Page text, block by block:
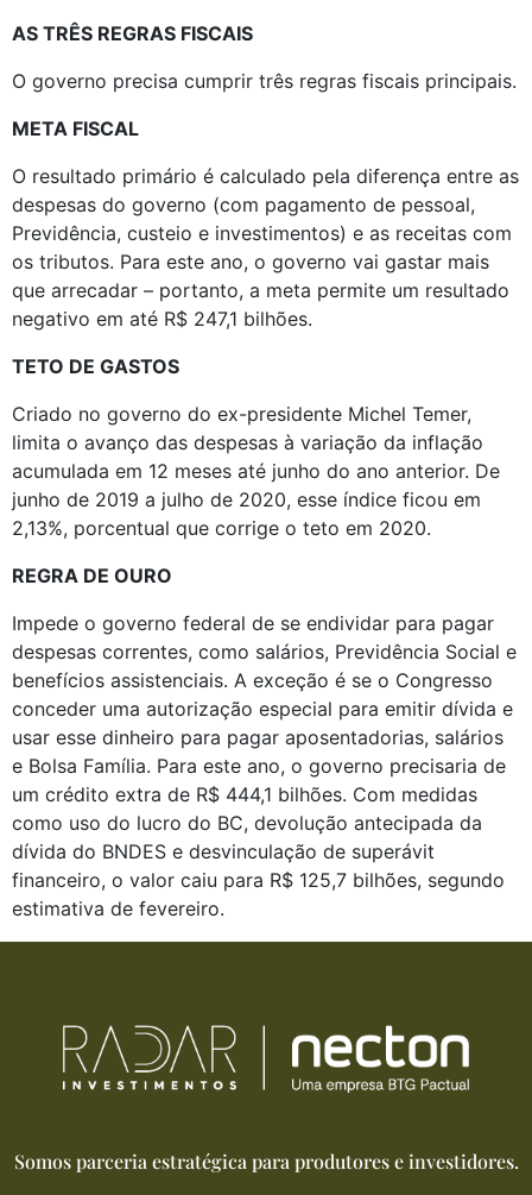
AS TRÊS REGRAS FISCAIS
O governo precisa cumprir três regras fiscais principais.
META FISCAL
O resultado primário é calculado pela diferença entre as
despesas do governo (com pagamento de pessoal,
Previdência, custeio e investimentos) e as receitas com
os tributos. Para este ano, o governo vai gastar mais
que arrecadar – portanto, a meta permite um resultado
negativo em até R$ 247,1 bilhões.
TETO DE GASTOS
Criado no governo do ex-presidente Michel Temer,
limita o avanço das despesas à variação da inflação
acumulada em 12 meses até junho do ano anterior. De
junho de 2019 a julho de 2020, esse índice ficou em
2,13%, porcentual que corrige o teto em 2020.
REGRA DE OURO
Impede o governo federal de se endividar para pagar
despesas correntes, como salários, Previdência Social e
benefícios assistenciais. A exceção é se o Congresso
conceder uma autorização especial para emitir dívida e
usar esse dinheiro para pagar aposentadorias, salários
e Bolsa Família. Para este ano, o governo precisaria de
um crédito extra de R$ 444,1 bilhões. Com medidas
como uso do lucro do BC, devolução antecipada da
dívida do BNDES e desvinculação de superávit
financeiro, o valor caiu para R$ 125,7 bilhões, segundo
estimativa de fevereiro.
Somos parceria estratégica para produtores e investidores.